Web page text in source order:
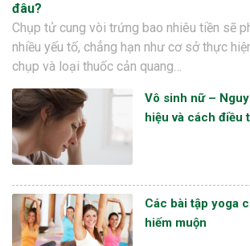
đâu?
Chụp tử cung vòi trứng bao nhiêu tiền sẽ
nhiều yếu tố, chẳng hạn như cơ sở thực
chụp và loại thuốc cản quang…
Vô sinh nữ –
hiệu và cách điều
Các bài tập yoga
hiếm muộn